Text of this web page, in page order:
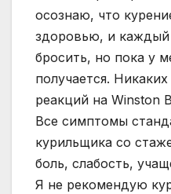
осознаю, что
здоровью, и
бросить, но пока у
получается.
реакций на Winston
Все симптомы
курильщика со
боль, слабость,
Я не рекомендую